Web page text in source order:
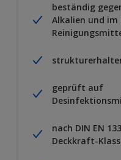
beständig
Alkalien und
geprüft auf
nach DIN EN
Deckkraft-